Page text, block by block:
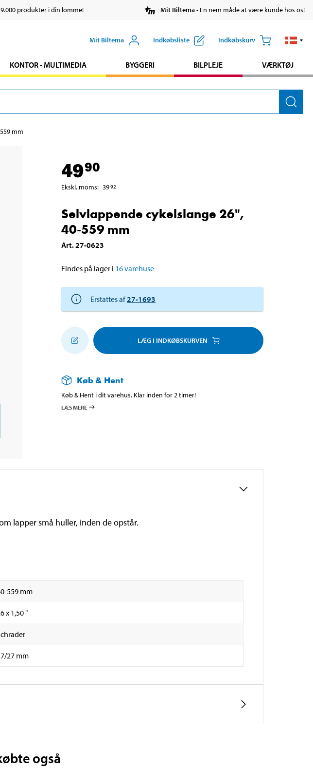
produkter i din lomme! Mit Biltema- En nem måde at være kunde hos os!
Mit Biltema Indkøbsliste Indkøbskurv
KONTOR - MULTIMEDIA BYGGERI BILPLEJE VÆRKTØJ
mm
4990
Ekskl. moms: 3992
Selvlappende cykelslange 26",
40-559 mm
Art.27-0623
Findes på lager i 16varehuse
Erstattes af27-1693
LÆG I INDKØBSKURVEN
Køb & Hent
Køb & Hent i dit varehus. Klar inden for 2 timer!
LÆS MERE
lapper små huller, inden de opstår.
559 mm
x 1,50 "
27 mm
også